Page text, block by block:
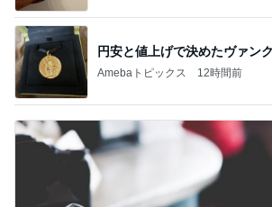
円安と値上げで決めたヴァン
Amebaトピックス 12時間前